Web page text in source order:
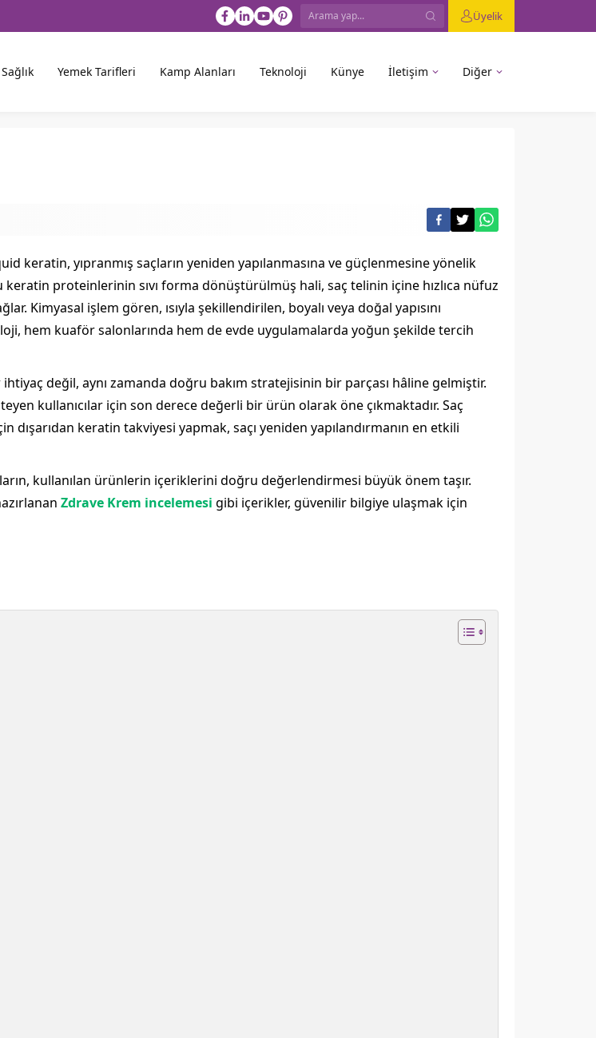
Üyelik
Sağlık Yemek Tarifleri Kamp Alanları Teknoloji Künye İletişim Diğer
keratin, yıpranmış saçların yeniden yapılanmasına ve güçlenmesine yönelik
proteinlerinin sıvı forma dönüştürülmüş hali, saç telinin içine hızlıca nüfuz
Kimyasal işlem gören, ısıyla şekillendirilen, boyalı veya doğal yapısını
hem kuaför salonlarında hem de evde uygulamalarda yoğun şekilde tercih
değil, aynı zamanda doğru bakım stratejisinin bir parçası hâline gelmiştir.
kullanıcılar için son derece değerli bir ürün olarak öne çıkmaktadır. Saç
keratin takviyesi yapmak, saçı yeniden yapılandırmanın en etkili
kullanılan ürünlerin içeriklerini doğru değerlendirmesi büyük önem taşır.
Zdrave Krem incelemesi gibi içerikler, güvenilir bilgiye ulaşmak için